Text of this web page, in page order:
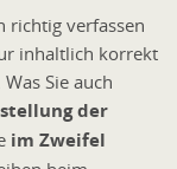
richtig verfassen
inhaltlich korrekt
Sie auch
der
im Zweifel